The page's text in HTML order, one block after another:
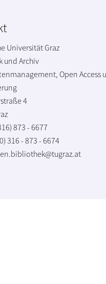
Universität Graz
und Archiv
Open Access
4
873 - 6677
316 - 873 - 6674